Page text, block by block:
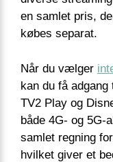
en samlet pris,
købes separat.
Når du vælger
kan du få
TV2 Play og
både 4G- og 5G-
samlet regning
hvilket giver et